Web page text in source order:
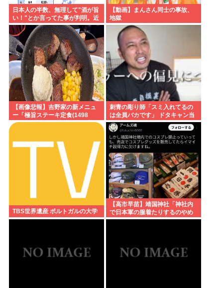
日本人の半数、無理して"酒が旨
い！"とか言ってた事が判明。近
畿地方に関しては6割が下戸
【動画】まんさん同士の事故、
地獄
【画像悲報】吉野家の新メニュ
ー「極旨ステーキ定食(1498
円)」、肉の量が少なすぎて大炎
刺青の彫り師「スミ入れてるの
は全員バカです」 ドタキャン当
たり前、カネはない、挨拶もで
きない
TBS世界遺産 ポルトガルの大学
【高市早苗】靖国神社「神社内
で日本軍の服着たりするのやめ
ろ！」遊就館のお土産屋がこち